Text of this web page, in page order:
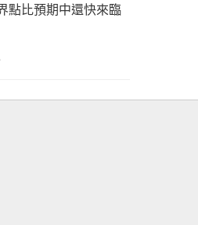
點比預期中還快來臨